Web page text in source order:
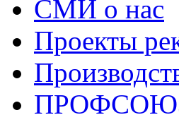
СМИ о нас
Проекты